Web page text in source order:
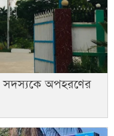
সদস্যকে অপহরণের